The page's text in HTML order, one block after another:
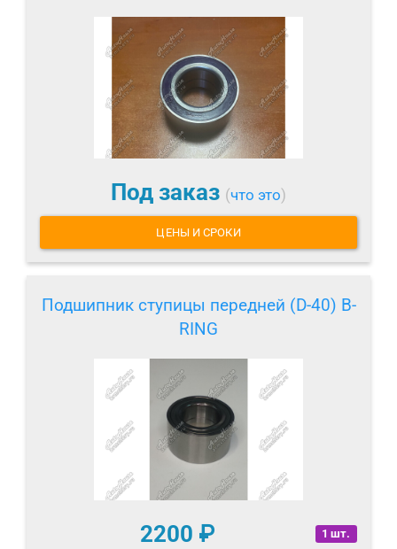
Под заказ (что это)
ЦЕНЫ И СРОКИ
Подшипник ступицы передней (D-40) B-
RING
1 шт.
2200 ₽